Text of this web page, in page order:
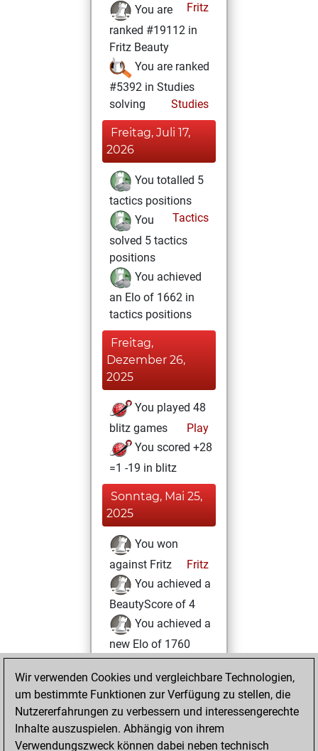
Fritz
You are
ranked #19112 in
Fritz Beauty
You are ranked
#5392 in Studies
solving
Studies
Freitag, Juli 17,
2026
You totalled 5
tactics positions
Tactics
You
solved 5 tactics
positions
You achieved
an Elo of 1662 in
tactics positions
Freitag,
Dezember 26,
2025
You played 48
blitz games
Play
You scored +28
=1 -19 in blitz
Sonntag, Mai 25,
2025
You won
against Fritz
Fritz
You achieved a
BeautyScore of 4
You achieved a
new Elo of 1760
Sonntag,
Dezember 22,
2024
You created
Wir verwenden Cookies und vergleichbare Technologien,
um bestimmte Funktionen zur Verfügung zu stellen, die
Nutzererfahrungen zu verbessern und interessengerechte
Inhalte auszuspielen. Abhängig von ihrem
Verwendungszweck können dabei neben technisch